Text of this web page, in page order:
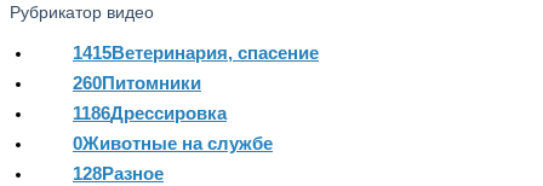
Рубрикатор видео
1415Ветеринария, спасение
260Питомники
1186Дрессировка
0Животные на службе
128Разное